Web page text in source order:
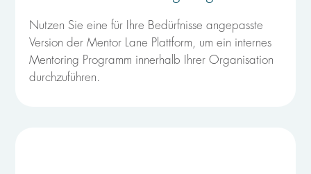
Nutzen Sie eine für Ihre Bedürfnisse angepasste
Version der Mentor Lane Plattform, um ein internes
Mentoring Programm innerhalb Ihrer Organisation
durchzuführen.